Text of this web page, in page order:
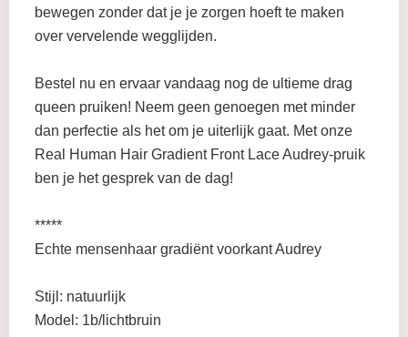
bewegen zonder dat je je zorgen hoeft te maken
over vervelende wegglijden.
Bestel nu en ervaar vandaag nog de ultieme drag
queen pruiken! Neem geen genoegen met minder
dan perfectie als het om je uiterlijk gaat. Met onze
Real Human Hair Gradient Front Lace Audrey-pruik
ben je het gesprek van de dag!
*****
Echte mensenhaar gradiënt voorkant Audrey
Stijl: natuurlijk
Model: 1b/lichtbruin